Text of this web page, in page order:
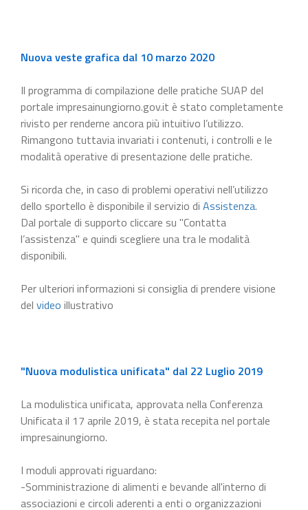
Nuova veste grafica dal 10 marzo 2020
Il programma di compilazione delle pratiche SUAP del
portale impresainungiorno.gov.it è stato completamente
rivisto per renderne ancora più intuitivo l’utilizzo.
Rimangono tuttavia invariati i contenuti, i controlli e le
modalità operative di presentazione delle pratiche.
Si ricorda che, in caso di problemi operativi nell’utilizzo
dello sportello è disponibile il servizio di Assistenza.
Dal portale di supporto cliccare su "Contatta
l’assistenza" e quindi scegliere una tra le modalità
disponibili.
Per ulteriori informazioni si consiglia di prendere visione
del video illustrativo
"Nuova modulistica unificata" dal 22 Luglio 2019
La modulistica unificata, approvata nella Conferenza
Unificata il 17 aprile 2019, è stata recepita nel portale
impresainungiorno.
I moduli approvati riguardano:
-Somministrazione di alimenti e bevande all'interno di
associazioni e circoli aderenti a enti o organizzazioni